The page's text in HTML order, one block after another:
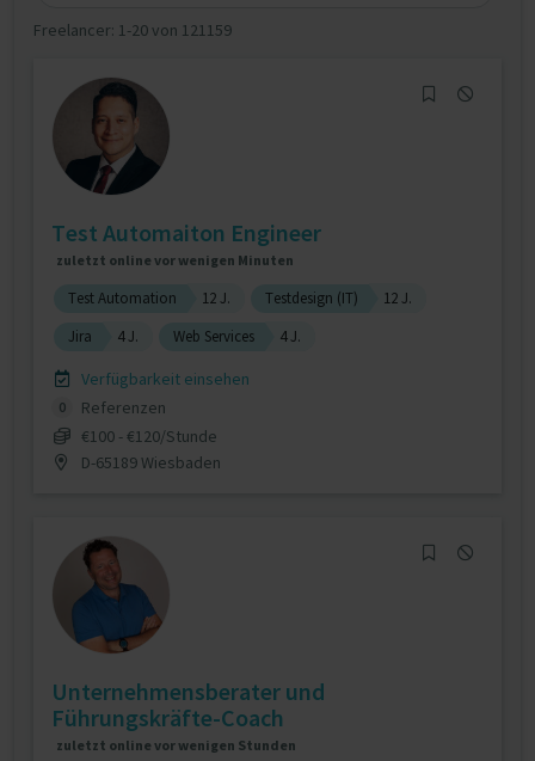
Freelancer: 1-20 von 121159
Test Automaiton Engineer
zuletzt online vor wenigen Minuten
Test Automation 12 J. Testdesign (IT)
12 J.
Jira
4 J. Web Services 4 J.
Verfügbarkeit einsehen
0
Referenzen
€100 - €120/Stunde
D-65189 Wiesbaden
Unternehmensberater und
Führungskräfte-Coach
zuletzt online vor wenigen Stunden